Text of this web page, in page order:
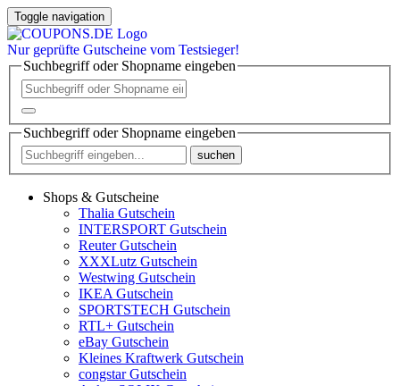
Toggle navigation
Nur geprüfte Gutscheine vom Testsieger!
Suchbegriff oder Shopname eingeben
Suchbegriff oder Shopname eingeben
suchen
Shops & Gutscheine
Thalia Gutschein
INTERSPORT Gutschein
Reuter Gutschein
XXXLutz Gutschein
Westwing Gutschein
IKEA Gutschein
SPORTSTECH Gutschein
RTL+ Gutschein
eBay Gutschein
Kleines Kraftwerk Gutschein
congstar Gutschein